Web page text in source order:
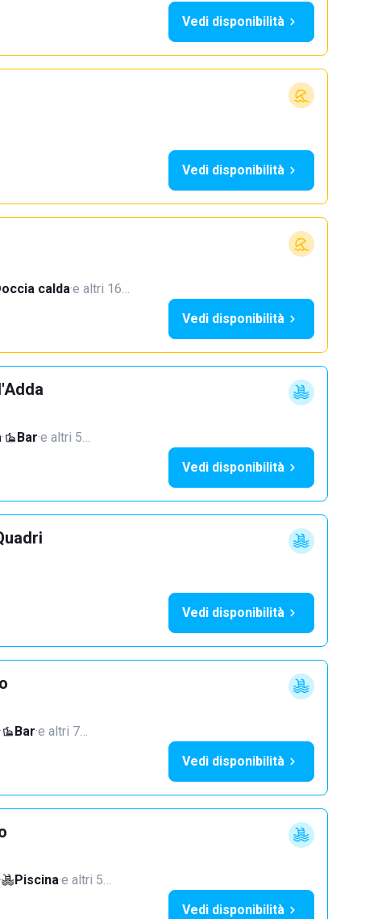
Vedi disponibilità
Vedi disponibilità
calda·e altri 16…
Vedi disponibilità
· Bar·e altri 5…
Vedi disponibilità
Vedi disponibilità
· Bar·e altri 7…
Vedi disponibilità
· Piscina·e altri 5…
Vedi disponibilità